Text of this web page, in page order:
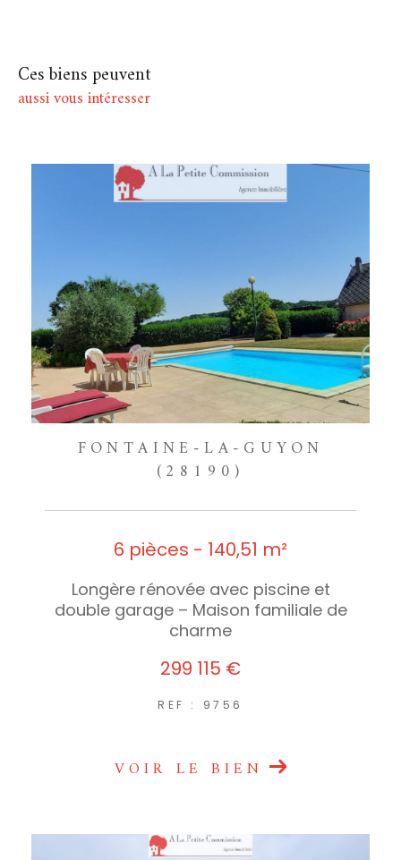
Ces biens peuvent
aussi vous intéresser
FONTAINE-LA-GUYON
(28190)
6 pièces - 140,51 m²
Longère rénovée avec piscine et
double garage – Maison familiale de
charme
299 115 €
REF : 9756
VOIR LE BIEN